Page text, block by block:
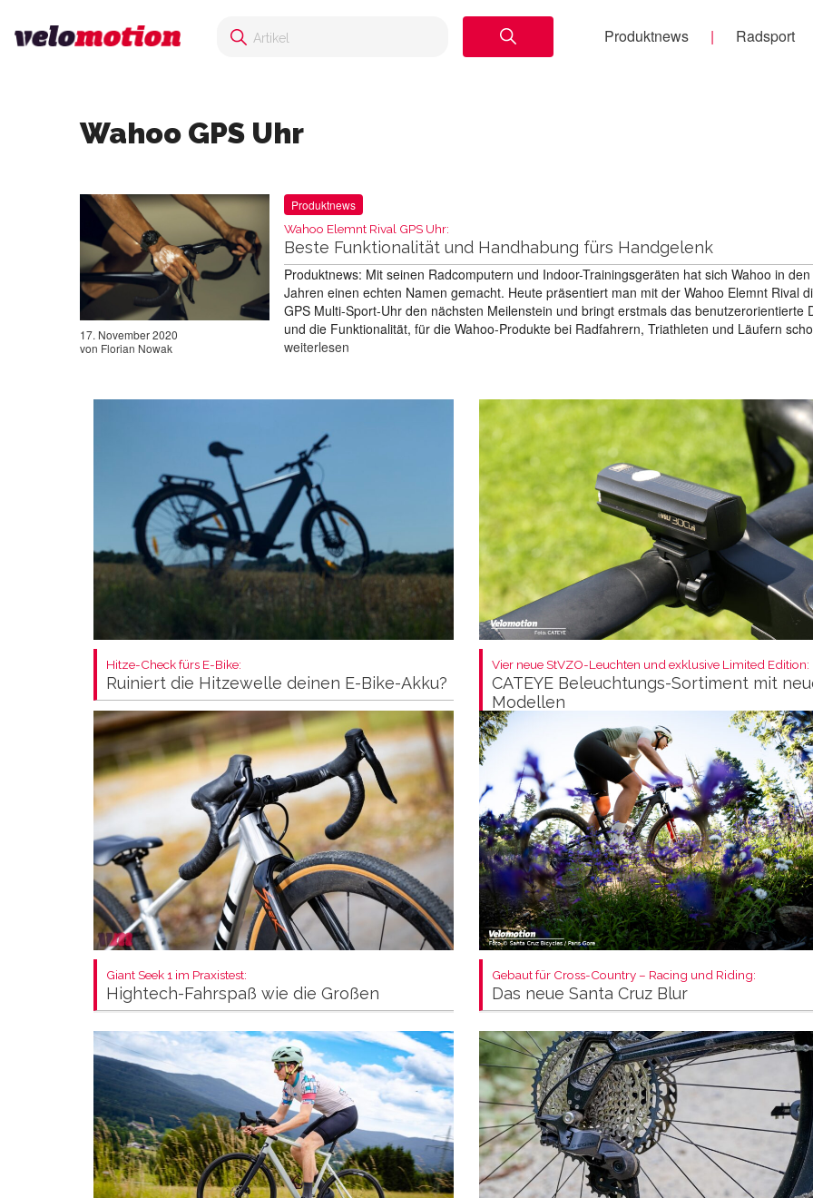
Produktnews Radsport
Wahoo GPS Uhr
17. November 2020
von Florian Nowak
Produktnews
Wahoo Elemnt Rival GPS Uhr:
Beste Funktionalität und Handhabung fürs Handgelenk
Produktnews: Mit seinen Radcomputern und Indoor-Trainingsgeräten hat sich Wahoo in
Jahren einen echten Namen gemacht. Heute präsentiert man mit der Wahoo Elemnt Rival
GPS Multi-Sport-Uhr den nächsten Meilenstein und bringt erstmals das benutzerorientierte
und die Funktionalität, für die Wahoo-Produkte bei Radfahrern, Triathleten und Läufern
weiterlesen
Hitze-Check fürs E-Bike:
Ruiniert die Hitzewelle deinen E-Bike-Akku?
Vier neue StVZO-Leuchten und exklusive Limited Edition:
CATEYE Beleuchtungs-Sortiment mit
Modellen
Giant Seek 1 im Praxistest:
Hightech-Fahrspaß wie die Großen
Gebaut für Cross-Country – Racing und Riding:
Das neue Santa Cruz Blur